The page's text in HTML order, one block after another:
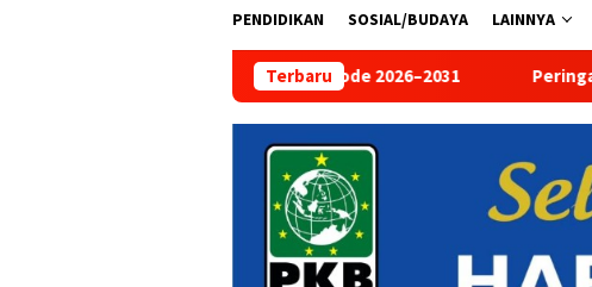
PENDIDIKAN SOSIAL/BUDAYA LAINNYA
Terbaru
Peringati HUT Bhayangkara ke-80, Aditya